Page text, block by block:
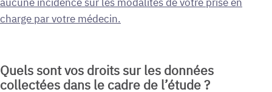
charge par votre médecin.
Quels sont vos droits sur les données
collectées dans le cadre de l’étude ?